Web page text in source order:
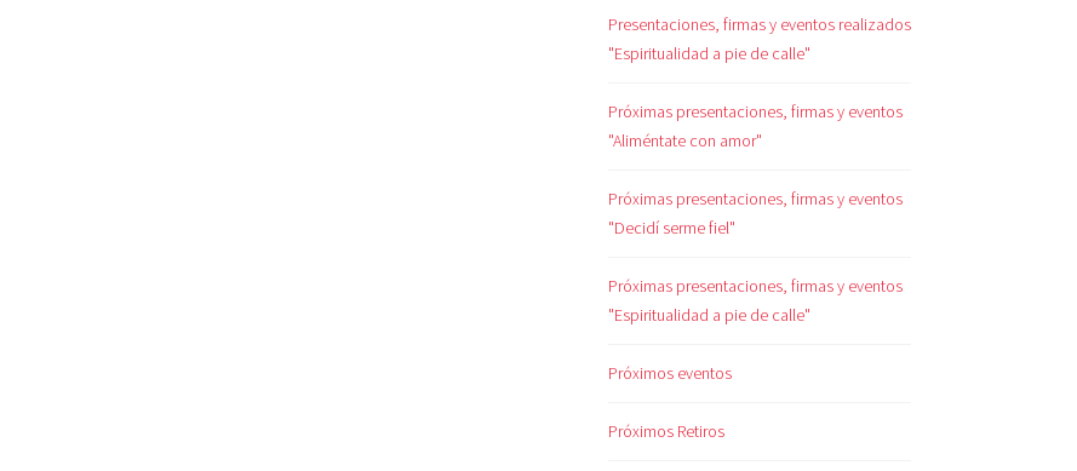
Presentaciones, firmas y eventos realizados
"Espiritualidad a pie de calle"
Próximas presentaciones, firmas y eventos
"Aliméntate con amor"
Próximas presentaciones, firmas y eventos
"Decidí serme fiel"
Próximas presentaciones, firmas y eventos
"Espiritualidad a pie de calle"
Próximos eventos
Próximos Retiros